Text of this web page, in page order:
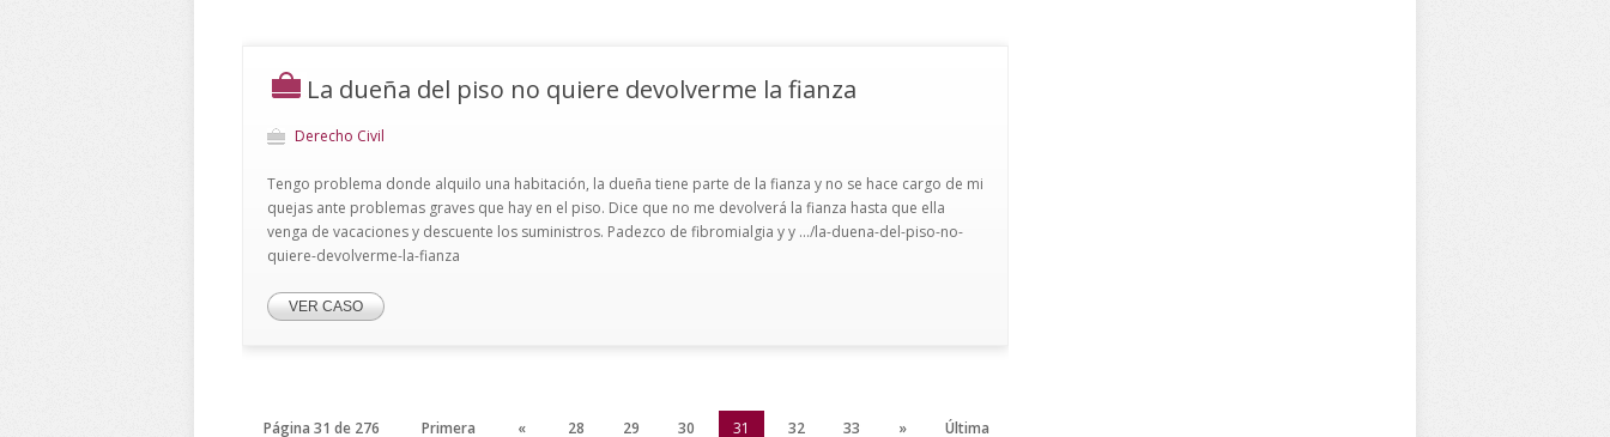
La dueña del piso no quiere devolverme la fianza
Derecho Civil
Tengo problema donde alquilo una habitación, la dueña tiene parte de la fianza y no se hace cargo de mi
quejas ante problemas graves que hay en el piso. Dice que no me devolverá la fianza hasta que ella
venga de vacaciones y descuente los suministros. Padezco de fibromialgia y y .../la-duena-del-piso-no-
quiere-devolverme-la-fianza
VER CASO
Página 31 de 276 Primera « 28 29 30 31 32 33 » Última